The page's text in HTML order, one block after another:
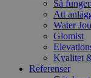
Så
Att
Water
Glomist
Kvalitet
Referenser